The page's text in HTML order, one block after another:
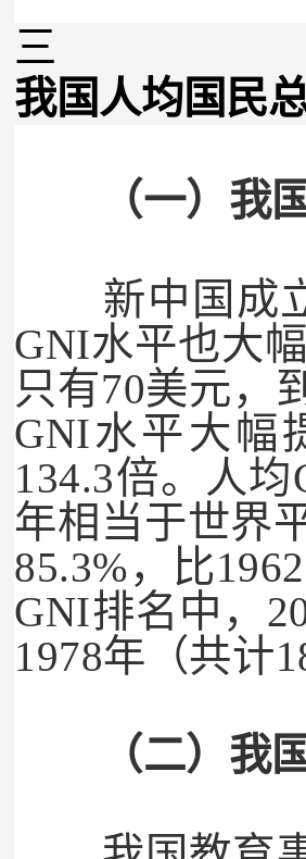
三
我国人均国民
（一）我
新中国成
GNI水平也大
只有70美元，
GNI水平大幅
134.3倍。人均
年相当于世界
85.3%，比1962
GNI排名中，
1978年（共计
（二）我